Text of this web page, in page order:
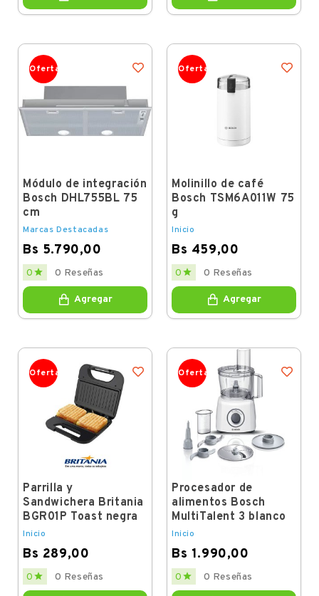
Oferta
Módulo de integración
Bosch DHL755BL 75
cm
Marcas Destacadas
Bs 5.790,00
Price
0  0 Reseñas
Agregar
Oferta
Molinillo de café
Bosch TSM6A011W 75
g
Inicio
Bs 459,00
Price
0  0 Reseñas
Agregar
Oferta
Parrilla y
Sandwichera Britania
BGR01P Toast negra
Inicio
Bs 289,00
Price
0  0 Reseñas
Oferta
Procesador de
alimentos Bosch
MultiTalent 3 blanco
Inicio
Bs 1.990,00
Price
0  0 Reseñas